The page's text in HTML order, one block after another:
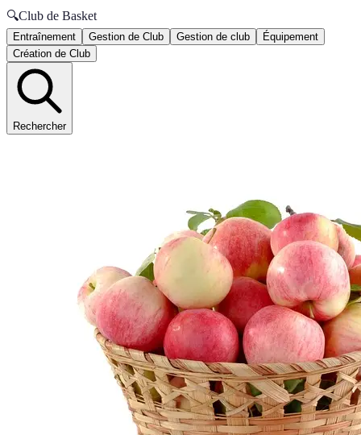
🔍Club de Basket
Entraînement Gestion de Club Gestion de club
Équipement
Création de Club
Rechercher